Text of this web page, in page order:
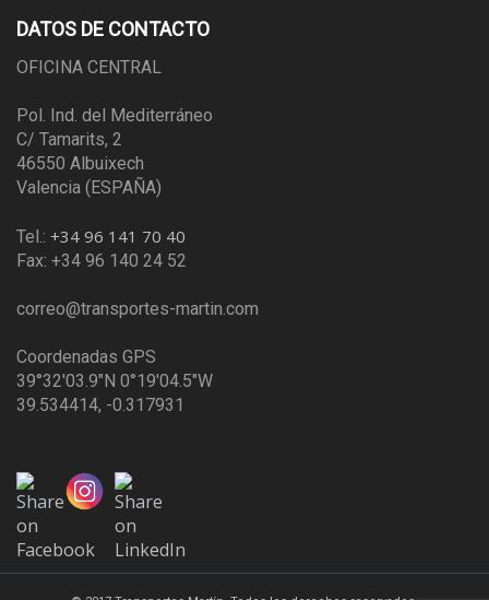
DATOS DE CONTACTO
OFICINA CENTRAL
Pol. Ind. del Mediterráneo
C/ Tamarits, 2
46550 Albuixech
Valencia (ESPAÑA)
Tel.: +34 96 141 70 40
Fax: +34 96 140 24 52
correo@transportes-martin.com
Coordenadas GPS
39°32'03.9"N 0°19'04.5"W
39.534414, -0.317931